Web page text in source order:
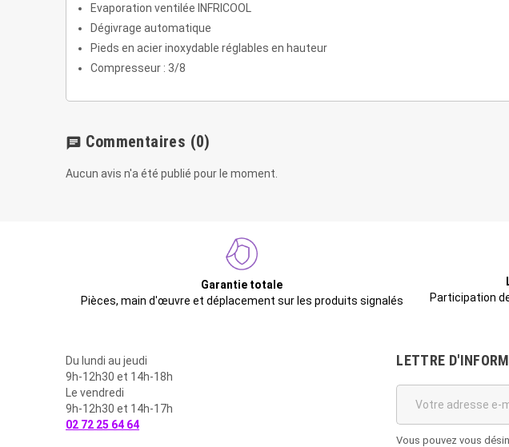
Evaporation ventilée INFRICOOL
Dégivrage automatique
Pieds en acier inoxydable réglables en hauteur
Compresseur : 3/8
chat Commentaires (0)
Aucun avis n'a été publié pour le moment.
Garantie totale
Pièces, main d'œuvre et déplacement sur les produits signalés
Participation
Du lundi au jeudi
9h-12h30 et 14h-18h
Le vendredi
9h-12h30 et 14h-17h
02 72 25 64 64
LETTRE
Vous pouvez vous